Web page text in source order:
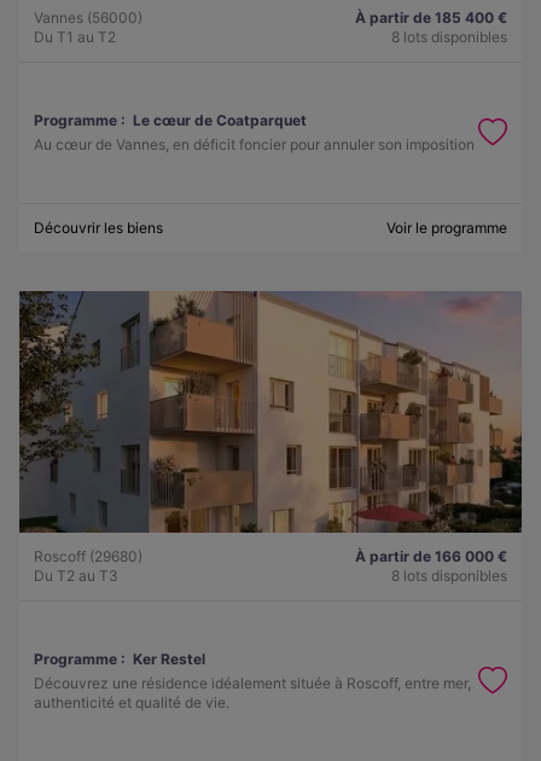
Vannes (56000)
Du T1 au T2
À partir de 185 400 €
8 lots disponibles
Programme : Le cœur de Coatparquet
Au cœur de Vannes, en déficit foncier pour annuler son imposition
Découvrir les biens Voir le programme
Roscoff (29680)
Du T2 au T3
À partir de 166 000 €
8 lots disponibles
Programme : Ker Restel
Découvrez une résidence idéalement située à Roscoff, entre mer,
authenticité et qualité de vie.